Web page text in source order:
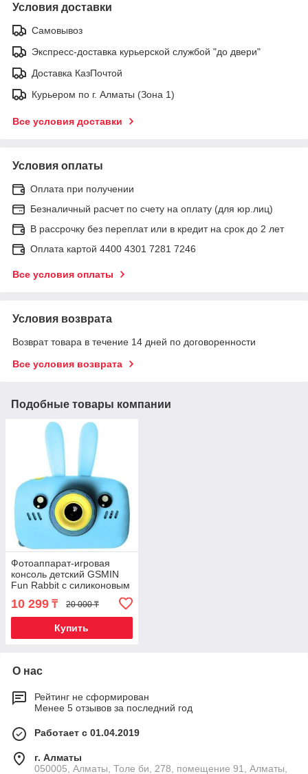
Условия доставки
Самовывоз
Экспресс-доставка курьерской службой "до двери"
Доставка КазПочтой
Курьером по г. Алматы (Зона 1)
Все условия доставки
Условия оплаты
Оплата при получении
Безналичный расчет по счету на оплату (для юр.лиц)
В рассрочку без переплат или в кредит на срок до 2 лет
Оплата картой 4400 4301 7281 7246
Все условия оплаты
Условия возврата
Возврат товара в течение 14 дней по договоренности
Все условия возврата
Подобные товары компании
Фотоаппарат-игровая
консоль детский GSMIN
Fun Rabbit с силиконовым
чехлом (Голубая)
10 299 ₸ 20 000 ₸
Купить
О нас
Рейтинг не сформирован
Менее 5 отзывов за последний год
Работает с 01.04.2019
г. Алматы
050005, Алматы, Толе би, 278, помещение 91, Алматы,